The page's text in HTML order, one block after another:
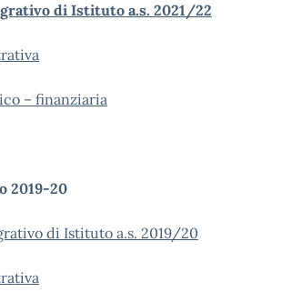
di Istituto a.s. 2021/22
– finanziaria
2019-20
di Istituto a.s. 2019/20